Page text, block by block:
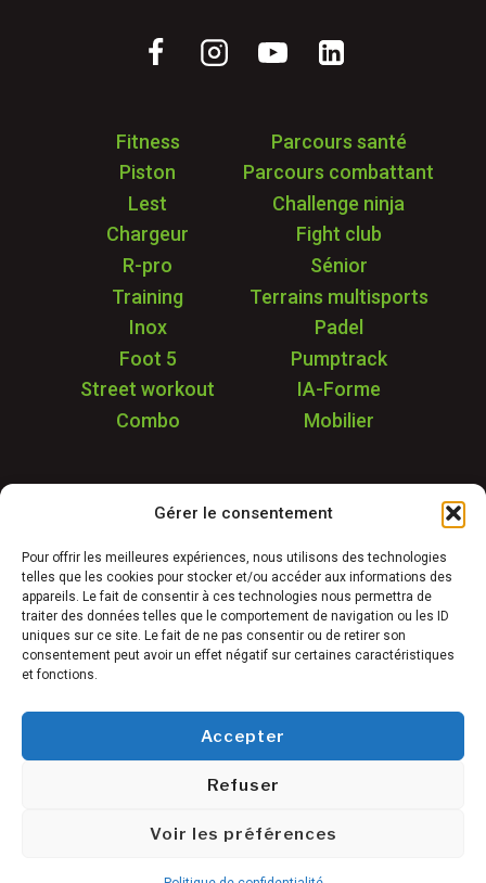
Gérer le consentement
Pour offrir les meilleures expériences, nous utilisons des technologies
telles que les cookies pour stocker et/ou accéder aux informations des
appareils. Le fait de consentir à ces technologies nous permettra de
traiter des données telles que le comportement de navigation ou les ID
uniques sur ce site. Le fait de ne pas consentir ou de retirer son
consentement peut avoir un effet négatif sur certaines caractéristiques
et fonctions.
Accepter
Refuser
Voir les préférences
Fitness
Parcours santé
Piston
Parcours combattant
Lest
Challenge ninja
Chargeur
Fight club
R-pro
Sénior
Training
Terrains multisports
Inox
Padel
Foot 5
Pumptrack
Street workout
IA-Forme
Combo
Mobilier
Garantie & SAV
Déstockage
Réalisations
FAQ
Blog
Contact
Conditions générales de vente